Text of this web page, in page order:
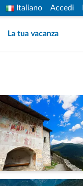
Italiano Accedi
La tua vacanza